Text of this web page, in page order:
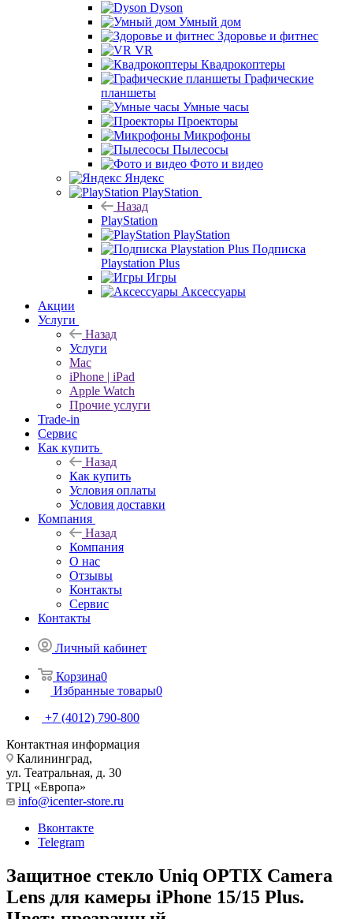
Dyson
Умный дом
Здоровье и фитнес
VR
Квадрокоптеры
Графические
планшеты
Умные часы
Проекторы
Микрофоны
Пылесосы
Фото и видео
Яндекс
PlayStation
Назад
PlayStation
PlayStation
Подписка
Playstation Plus
Игры
Аксессуары
Акции
Услуги
Назад
Услуги
Mac
iPhone | iPad
Apple Watch
Прочие услуги
Trade-in
Сервис
Как купить
Назад
Как купить
Условия оплаты
Условия доставки
Компания
Назад
Компания
О нас
Отзывы
Контакты
Сервис
Контакты
Личный кабинет
Корзина0
Избранные товары0
+7 (4012) 790-800
Контактная информация
Калининград,
ул. Театральная, д. 30
ТРЦ «Европа»
info@icenter-store.ru
Вконтакте
Telegram
Защитное стекло Uniq OPTIX Camera
Lens для камеры iPhone 15/15 Plus.